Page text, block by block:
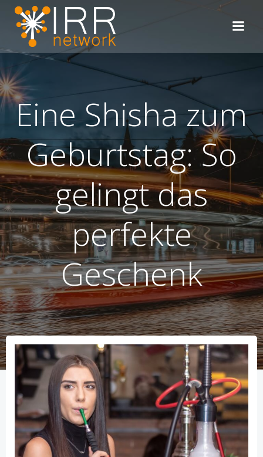
Eine Shisha zum
Geburtstag: So
gelingt das
perfekte
Geschenk